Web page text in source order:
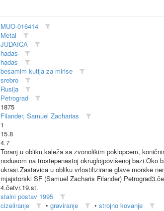
MUO-016414
Metal
JUDAICA
hadas
hadas
besamim kutija za mirise
srebro
Rusija
Petrograd
1875
Filander, Samuel Zacharias
1
15.8
4.7
Toranj u obliku kaleža sa zvonolikim poklopcem,
nodusom na trostepenastoj okruglojpovišenoj
ukrasi.Zastavica u obliku vrlostilizirane glave morske
mjajstorski SF (Samuel Zacharis Filander)
4.četvr.19.st.
stalni postav 1995
cizeliranje • graviranje • strojno kovanje